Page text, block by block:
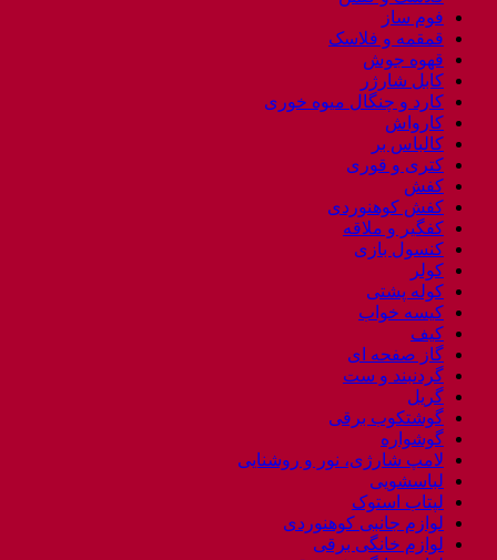
فوم ساز
قمقمه و فلاسک
قهوه جوش
کابل شارژر
کارد و چنگال میوه خوری
کارواش
کالباس بر
کتری و قوری
کفش
کفش کوهنوردی
کفگیر و ملاقه
کنسول بازی
کولر
کوله پشتی
کیسه خواب
کیف
گاز صفحه ای
گردنبند و ست
گریل
گوشتکوب برقی
گوشواره
لامپ شارژی، نور و روشنایی
لباسشویی
لپتاب استوک
لوازم جانبی کوهنوردی
لوازم خانگی برقی